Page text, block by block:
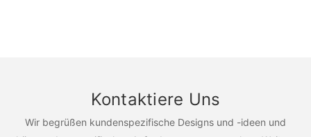
Kontaktiere Uns
Wir begrüßen kundenspezifische Designs und -ideen und